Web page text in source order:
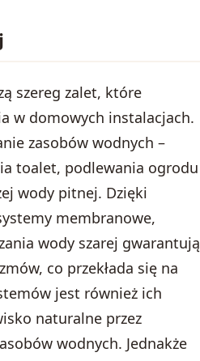
szereg zalet, które
w domowych instalacjach.
zasobów wodnych –
toalet, podlewania ogrodu
wody pitnej. Dzięki
membranowe,
wody szarej gwarantują
co przekłada się na
jest również ich
naturalne przez
wodnych. Jednakże